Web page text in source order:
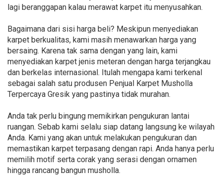
lagi beranggapan kalau merawat karpet itu menyusahkan.
Bagaimana dari sisi harga beli? Meskipun menyediakan
karpet berkualitas, kami masih menawarkan harga yang
bersaing. Karena tak sama dengan yang lain, kami
menyediakan karpet jenis meteran dengan harga terjangkau
dan berkelas internasional. Itulah mengapa kami terkenal
sebagai salah satu produsen Penjual Karpet Musholla
Terpercaya Gresik yang pastinya tidak murahan.
Anda tak perlu bingung memikirkan pengukuran lantai
ruangan. Sebab kami selalu siap datang langsung ke wilayah
Anda. Kami yang akan untuk melakukan pengukuran dan
memastikan karpet terpasang dengan rapi. Anda hanya perlu
memilih motif serta corak yang serasi dengan ornamen
hingga rancang bangun musholla.